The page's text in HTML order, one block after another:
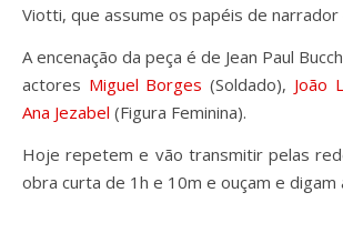
Viotti, que assume os papéis de
A encenação da peça é de Jean Paul
actores Miguel Borges(Soldado), João
Ana Jezabel (Figura Feminina).
Hoje repetem e vão transmitir pelas
obra curta de 1h e 10m e ouçam e digam